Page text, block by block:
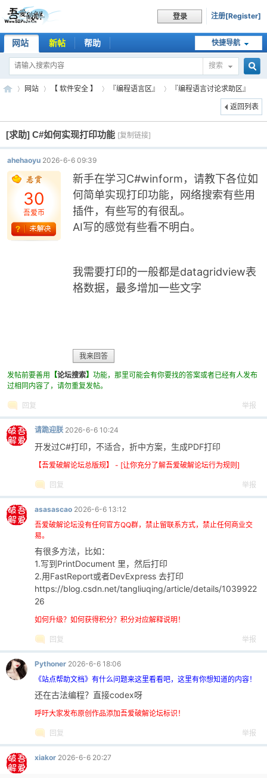
登录 注册[Register]
快捷导航
网站 新帖 帮助
搜索
吾
破
解
»
网站
›
【 软件安全 】
›
『编程语言区』
『编程语言讨论求助区』
返回列表
[求助] C#如何实现打印功能 [复制链接]
ahehaoyu 2026-6-6 09:39
30
吾爱币
新手在学习C#winform，请教下各位如
何简单实现打印功能，网络搜索有些用
插件，有些写的有很乱。
AI写的感觉有些看不明白。
我需要打印的一般都是datagridview表
格数据，最多增加一些文字
我来回答
发帖前要善用 【论坛搜索】 功能，那里可能会有你要找的答案或者已经有人发布
过相同内容了，请勿重复发帖。
回复 举报
请跪迎朕 2026-6-6 10:24
开发过C#打印，不适合，折中方案，生成PDF打印
【吾爱破解论坛总版规】 - [让你充分了解吾爱破解论坛行为规则]
回复 举报
asasascao 2026-6-6 13:12
吾爱破解论坛没有任何官方QQ群，禁止留联系方式，禁止任何商业交
易。
有很多方法，比如：
1.写到PrintDocument 里，然后打印
2.用FastReport或者DevExpress 去打印
https://blog.csdn.net/tangliuqing/article/details/1039922
26
如何升级？如何获得积分？积分对应解释说明！
回复 举报
Pythoner 2026-6-6 18:06
《站点帮助文档》有什么问题来这里看看吧，这里有你想知道的内容！
还在古法编程？直接codex呀
呼吁大家发布原创作品添加吾爱破解论坛标识！
回复 举报
xiakor 2026-6-6 20:27